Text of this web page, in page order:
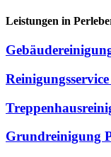
Leistungen in
Grundreinigung